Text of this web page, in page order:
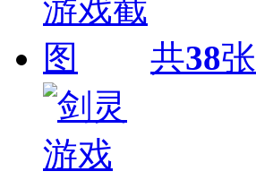
共38张